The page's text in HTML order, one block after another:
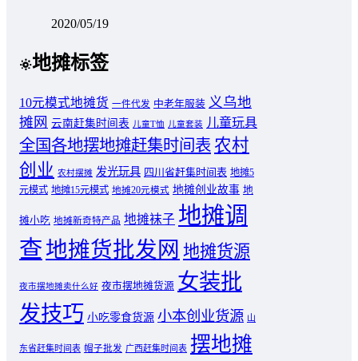
2020/05/19
地摊标签
10元模式地摊货 一件代发 中老年服装 义乌地
摊网 云南赶集时间表 儿童T恤 儿童套装 儿童玩具
全国各地摆地摊赶集时间表 农村
创业 农村摆摊 发光玩具 四川省赶集时间表 地摊5
元模式 地摊15元模式 地摊20元模式 地摊创业故事 地
摊小吃 地摊新奇特产品 地摊袜子 地摊调
查地摊货批发网 地摊货源
夜市摆地摊卖什么好 夜市摆地摊货源 女装批
发技巧 小吃零食货源 小本创业货源 山
东省赶集时间表 帽子批发 广西赶集时间表 摆地摊